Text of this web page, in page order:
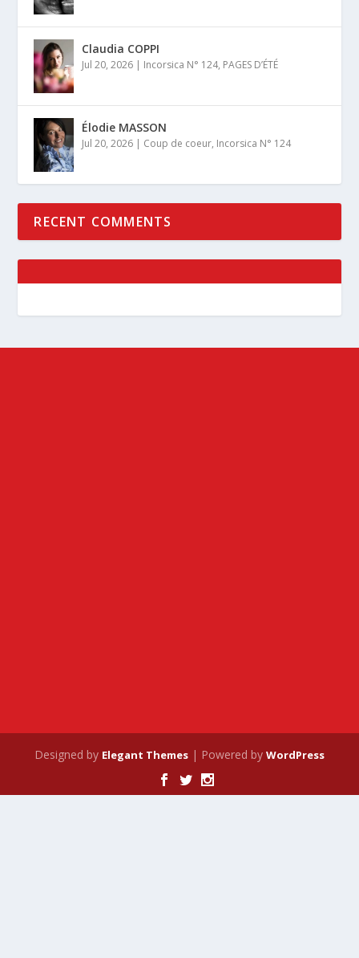
Claudia COPPI
Jul 20, 2026 | Incorsica N° 124, PAGES D’ÉTÉ
Élodie MASSON
Jul 20, 2026 | Coup de coeur, Incorsica N° 124
RECENT COMMENTS
Designed by Elegant Themes | Powered by WordPress